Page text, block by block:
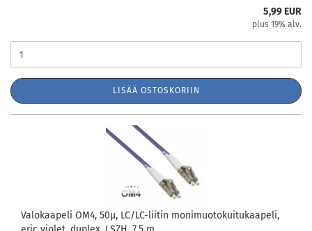
5,99 EUR
plus 19% alv.
LISÄÄ OSTOSKORIIN
Valokaapeli OM4, 50µ, LC/LC-liitin monimuotokuitukaapeli,